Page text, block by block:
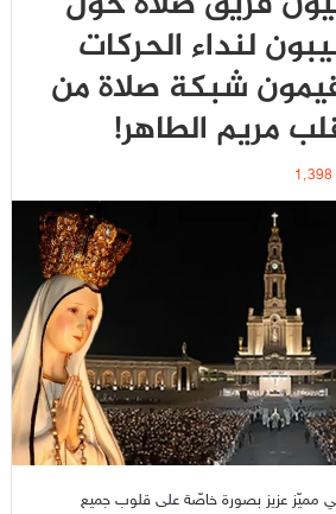
لنداء الحركات
شبكة صلاة من
مريم الطاهر!
1٬398
مميّز عزيز بصورة خاصّة على قلوب جميع